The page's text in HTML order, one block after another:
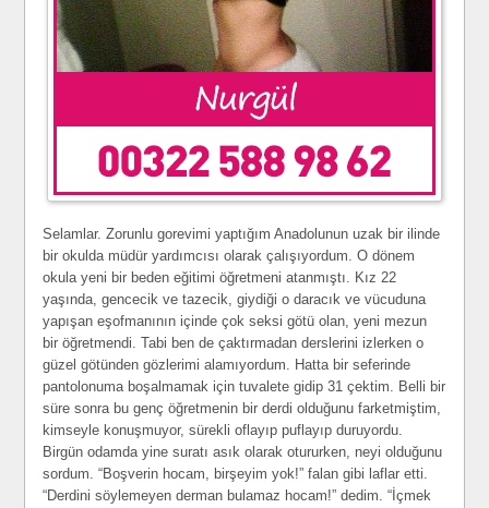
Selamlar. Zorunlu gorevimi yaptığım Anadolunun uzak bir ilinde
bir okulda müdür yardımcısı olarak çalışıyordum. O dönem
okula yeni bir beden eğitimi öğretmeni atanmıştı. Kız 22
yaşında, gencecik ve tazecik, giydiği o daracık ve vücuduna
yapışan eşofmanının içinde çok seksi götü olan, yeni mezun
bir öğretmendi. Tabi ben de çaktırmadan derslerini izlerken o
güzel götünden gözlerimi alamıyordum. Hatta bir seferinde
pantolonuma boşalmamak için tuvalete gidip 31 çektim. Belli bir
süre sonra bu genç öğretmenin bir derdi olduğunu farketmiştim,
kimseyle konuşmuyor, sürekli oflayıp puflayıp duruyordu.
Birgün odamda yine suratı asık olarak otururken, neyi olduğunu
sordum. “Boşverin hocam, birşeyim yok!” falan gibi laflar etti.
“Derdini söylemeyen derman bulamaz hocam!” dedim. “İçmek